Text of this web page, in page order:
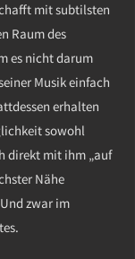
mit subtilsten
Raum des
es nicht darum
Musik einfach
erhalten
sowohl
direkt mit ihm „auf
Nähe
zwar im